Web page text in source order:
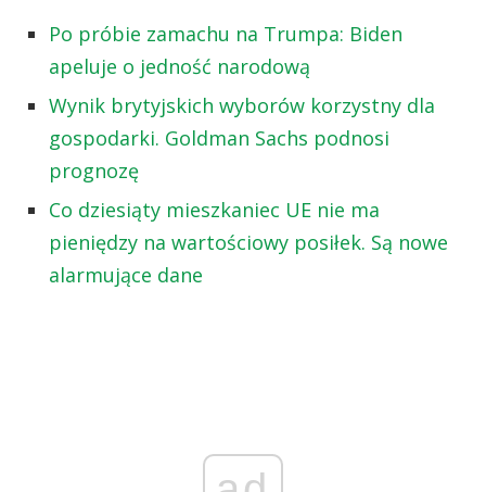
Po próbie zamachu na Trumpa: Biden
apeluje o jedność narodową
Wynik brytyjskich wyborów korzystny dla
gospodarki. Goldman Sachs podnosi
prognozę
Co dziesiąty mieszkaniec UE nie ma
pieniędzy na wartościowy posiłek. Są nowe
alarmujące dane